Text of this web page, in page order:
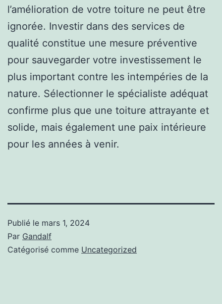
l’amélioration de votre toiture ne peut être
ignorée. Investir dans des services de
qualité constitue une mesure préventive
pour sauvegarder votre investissement le
plus important contre les intempéries de la
nature. Sélectionner le spécialiste adéquat
confirme plus que une toiture attrayante et
solide, mais également une paix intérieure
pour les années à venir.
Publié le mars 1, 2024
Par Gandalf
Catégorisé comme Uncategorized